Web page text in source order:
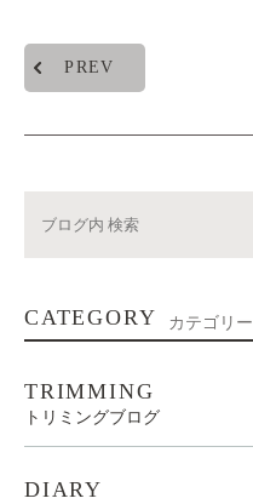
PREV
CATEGORY カテゴリー
TRIMMING
トリミングブログ
DIARY